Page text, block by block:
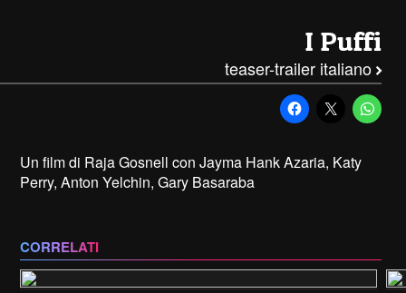
I Puffi
teaser-trailer italiano
Un film di Raja Gosnell con Jayma Hank Azaria, Katy
Perry, Anton Yelchin, Gary Basaraba
CORRELATI